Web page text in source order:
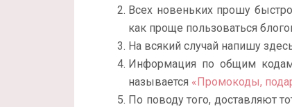
Всех новеньких прошу
как проще пользоваться
На всякий случай напишу
Информация по общим
называется «Промокоды,
По поводу того, доставляют